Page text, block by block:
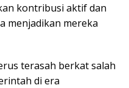
kontribusi aktif dan
menjadikan mereka
terasah berkat salah
di era